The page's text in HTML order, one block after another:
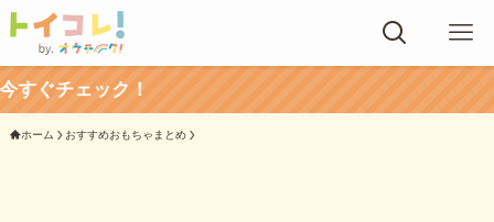
！
ホーム おすすめおもちゃまとめ